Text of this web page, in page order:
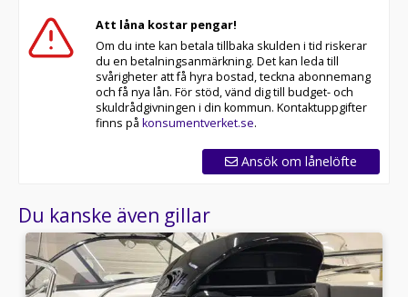
Att låna kostar pengar!
Om du inte kan betala tillbaka skulden i tid riskerar
du en betalningsanmärkning. Det kan leda till
svårigheter att få hyra bostad, teckna abonnemang
och få nya lån. För stöd, vänd dig till budget- och
skuldrådgivningen i din kommun. Kontaktuppgifter
finns på konsumentverket.se.
Ansök om lånelöfte
Du kanske även gillar